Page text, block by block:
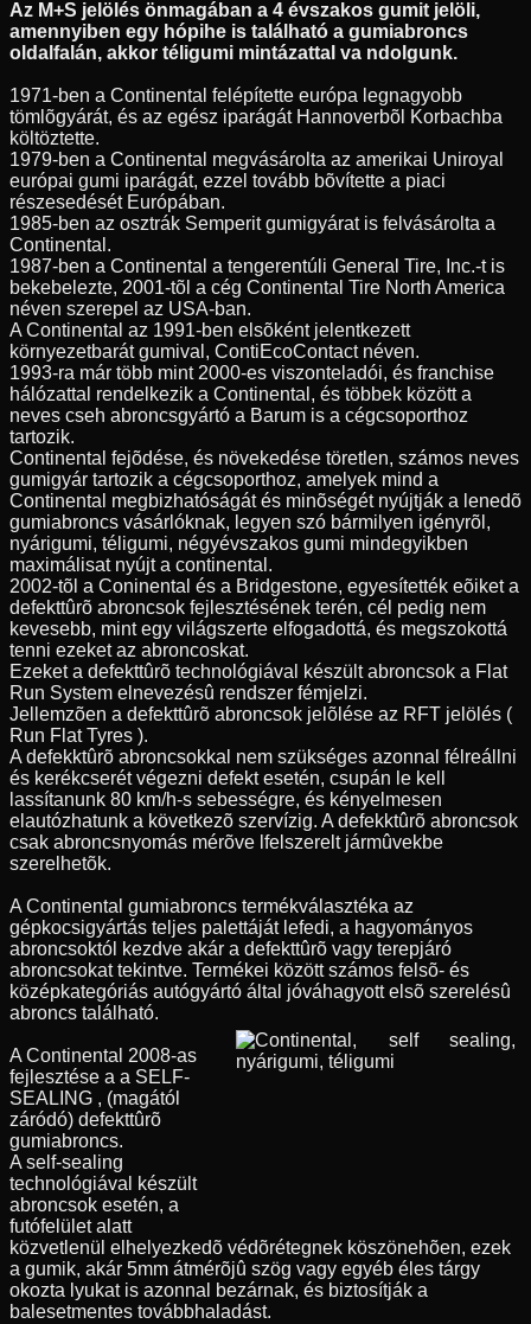
Az M+S jelölés önmagában a 4 évszakos gumit jelöli,
amennyiben egy hópihe is található a gumiabroncs
oldalfalán, akkor téligumi mintázattal va ndolgunk.
1971-ben a Continental felépítette európa legnagyobb
tömlõgyárát, és az egész iparágát Hannoverbõl Korbachba
költöztette.
1979-ben a Continental megvásárolta az amerikai Uniroyal
európai gumi iparágát, ezzel tovább bõvítette a piaci
részesedését Európában.
1985-ben az osztrák Semperit gumigyárat is felvásárolta a
Continental.
1987-ben a Continental a tengerentúli General Tire, Inc.-t is
bekebelezte, 2001-tõl a cég Continental Tire North America
néven szerepel az USA-ban.
A Continental az 1991-ben elsõként jelentkezett
környezetbarát gumival, ContiEcoContact néven.
1993-ra már több mint 2000-es viszonteladói, és franchise
hálózattal rendelkezik a Continental, és többek között a
neves cseh abroncsgyártó a Barum is a cégcsoporthoz
tartozik.
Continental fejõdése, és növekedése töretlen, számos neves
gumigyár tartozik a cégcsoporthoz, amelyek mind a
Continental megbizhatóságát és minõségét nyújtják a lenedõ
gumiabroncs vásárlóknak, legyen szó bármilyen igényrõl,
nyárigumi, téligumi, négyévszakos gumi mindegyikben
maximálisat nyújt a continental.
2002-tõl a Coninental és a Bridgestone, egyesítették eõiket a
defekttûrõ abroncsok fejlesztésének terén, cél pedig nem
kevesebb, mint egy világszerte elfogadottá, és megszokottá
tenni ezeket az abroncoskat.
Ezeket a defekttûrõ technológiával készült abroncsok a Flat
Run System elnevezésû rendszer fémjelzi.
Jellemzõen a defekttûrõ abroncsok jelõlése az RFT jelölés (
Run Flat Tyres ).
A defekktûrõ abroncsokkal nem szükséges azonnal félreállni
és kerékcserét végezni defekt esetén, csupán le kell
lassítanunk 80 km/h-s sebességre, és kényelmesen
elautózhatunk a következõ szervízig. A defekktûrõ abroncsok
csak abroncsnyomás mérõve lfelszerelt jármûvekbe
szerelhetõk.
A Continental gumiabroncs termékválasztéka az
gépkocsigyártás teljes palettáját lefedi, a hagyományos
abroncsoktól kezdve akár a defekttûrõ vagy terepjáró
abroncsokat tekintve. Termékei között számos felsõ- és
középkategóriás autógyártó által jóváhagyott elsõ szerelésû
abroncs található.
A Continental 2008-as
fejlesztése a a SELF-
SEALING , (magától
záródó) defekttûrõ
gumiabroncs.
A self-sealing
technológiával készült
abroncsok esetén, a
futófelület alatt
közvetlenül elhelyezkedõ védõrétegnek köszönehõen, ezek
a gumik, akár 5mm átmérõjû szög vagy egyéb éles tárgy
okozta lyukat is azonnal bezárnak, és biztosítják a
balesetmentes továbbhaladást.